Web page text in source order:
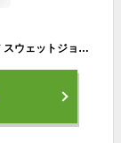
スーパーDEAL10%ポイントバック キッズ ジュニア スウェットジョガーパンツ 子供服 子ども服 綿85% 小学生 高学年 男の子 女の子 ゆっくり 長ズボン パンツ スウェット ジャージ カジュアル アウトドア キャンプ スポーツ 丈夫 厚地 シンプル 春 秋 冬 通学 通園